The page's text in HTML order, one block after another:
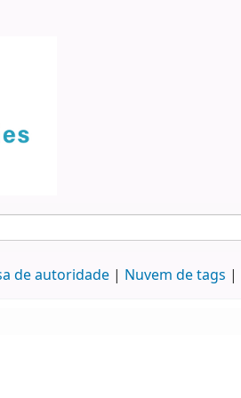
de autoridade Nuvem de tags